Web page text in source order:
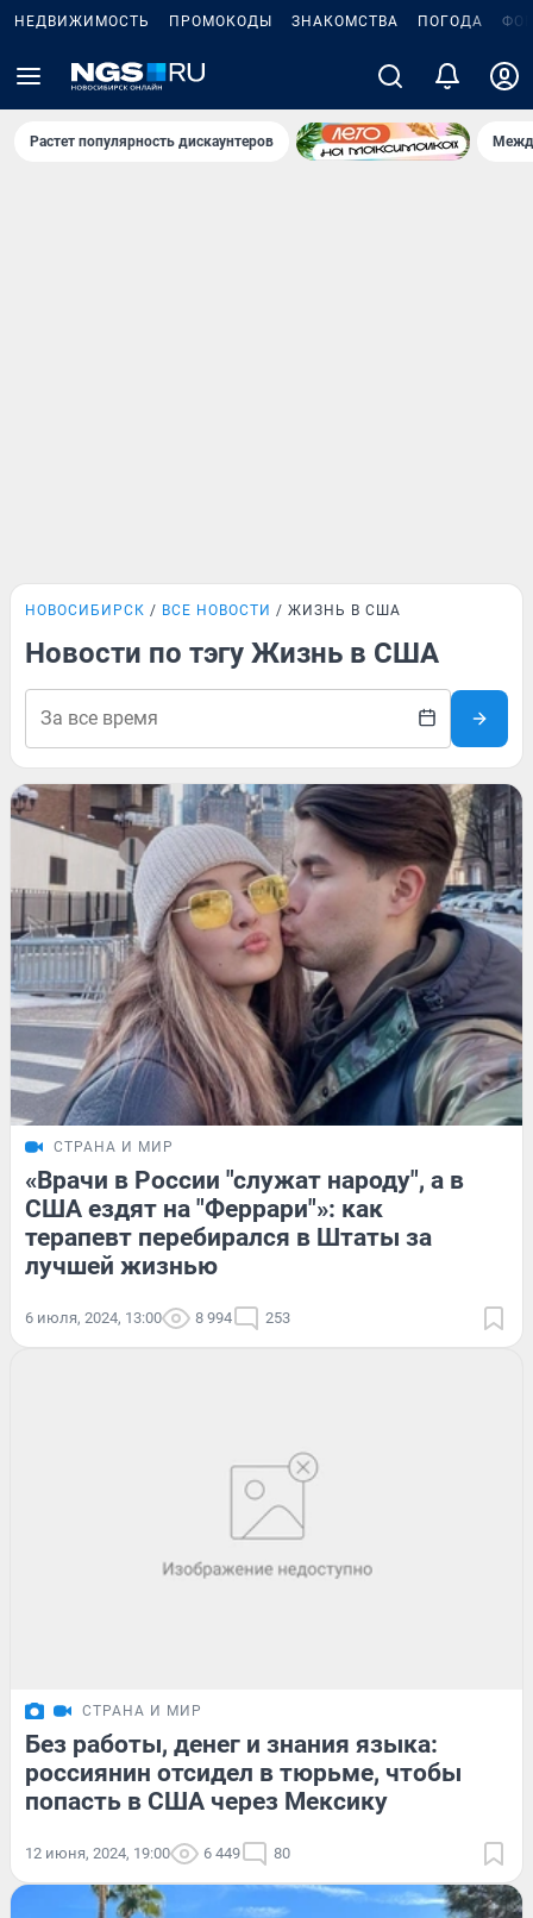
НЕДВИЖИМОСТЬ ПРОМОКОДЫ ЗНАКОМСТВА ПОГОДА
Растет популярность дискаунтеров
НОВОСИБИРСК ВСЕ НОВОСТИ ЖИЗНЬ В США
Новости по тэгу Жизнь в США
СТРАНА И МИР
«Врачи в России "служат народу", а в
США ездят на "Феррари"»: как
терапевт перебирался в Штаты за
лучшей жизнью
6 июля, 2024, 13:00 8 994 253
СТРАНА И МИР
Без работы, денег и знания языка:
россиянин отсидел в тюрьме, чтобы
попасть в США через Мексику
12 июня, 2024, 19:00 6 449 80